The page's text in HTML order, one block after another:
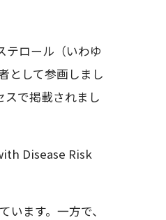
テロール（いわゆ
として参画しまし
で掲載されまし
Disease Risk
ます。一方で、